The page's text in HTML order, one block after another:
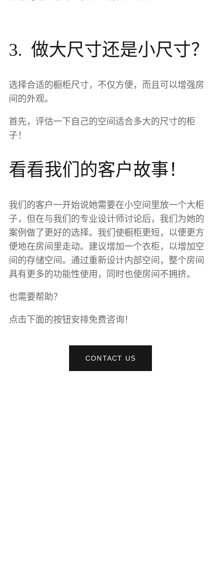
3. 做大尺寸还是小尺寸？
选择合适的橱柜尺寸，不仅方便，而且可以增强房
间的外观。
首先，评估一下自己的空间适合多大的尺寸的柜
子！
看看我们的客户故事！
我们的客户一开始说她需要在小空间里放一个大柜
子，但在与我们的专业设计师讨论后，我们为她的
案例做了更好的选择。我们使橱柜更短，以便更方
便地在房间里走动。建议增加一个衣柜，以增加空
间的存储空间。通过重新设计内部空间，整个房间
具有更多的功能性使用，同时也使房间不拥挤。
也需要帮助？
点击下面的按钮安排免费咨询！
CONTACT US